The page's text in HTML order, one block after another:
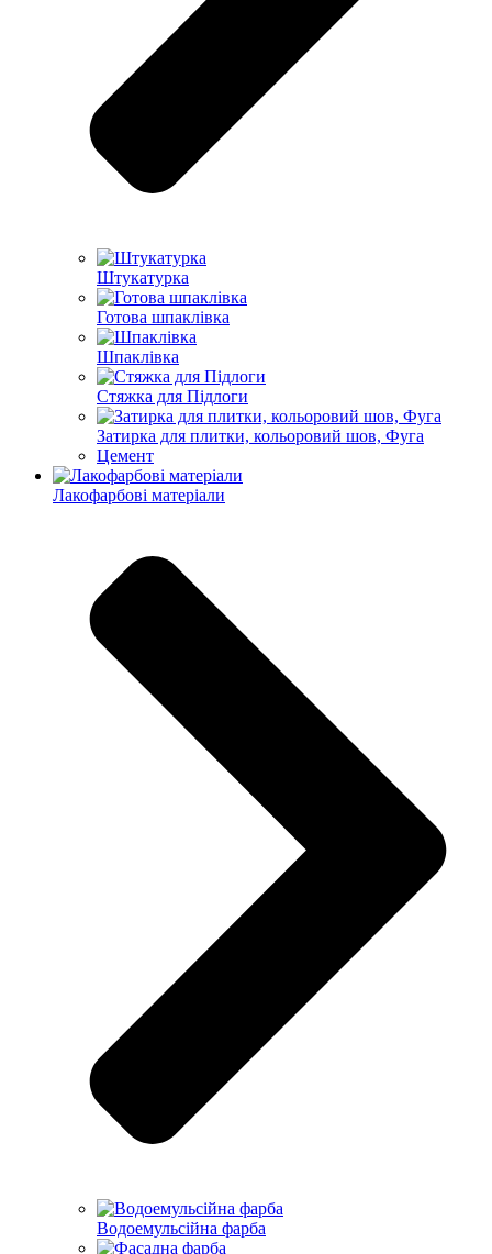
Штукатурка
Готова шпаклівка
Шпаклівка
Стяжка для Підлоги
Затирка для плитки, кольоровий шов, Фуга
Цемент
Лакофарбові матеріали
Водоемульсійна фарба